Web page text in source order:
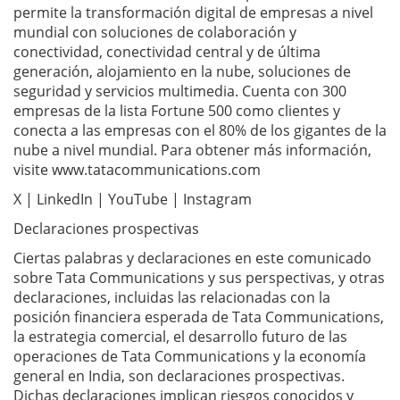
permite la transformación digital de empresas a nivel
mundial con soluciones de colaboración y
conectividad, conectividad central y de última
generación, alojamiento en la nube, soluciones de
seguridad y servicios multimedia. Cuenta con 300
empresas de la lista Fortune 500 como clientes y
conecta a las empresas con el 80% de los gigantes de la
nube a nivel mundial. Para obtener más información,
visite www.tatacommunications.com
X | LinkedIn | YouTube | Instagram
Declaraciones prospectivas
Ciertas palabras y declaraciones en este comunicado
sobre Tata Communications y sus perspectivas, y otras
declaraciones, incluidas las relacionadas con la
posición financiera esperada de Tata Communications,
la estrategia comercial, el desarrollo futuro de las
operaciones de Tata Communications y la economía
general en India, son declaraciones prospectivas.
Dichas declaraciones implican riesgos conocidos y